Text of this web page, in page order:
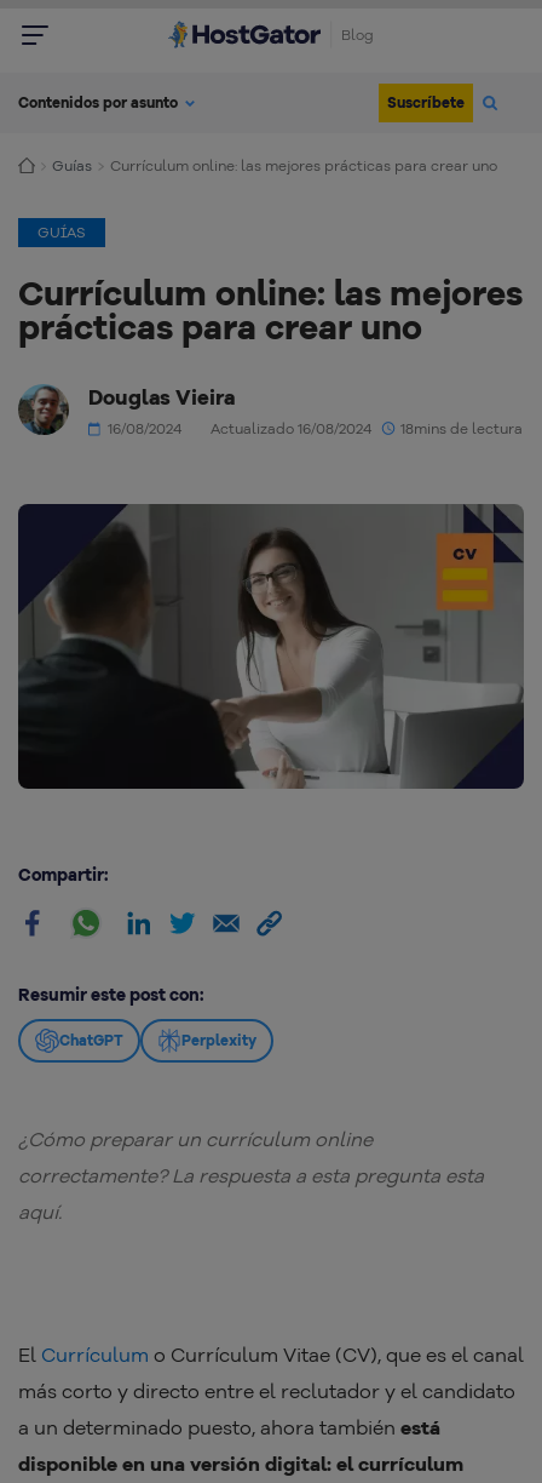
Blog
Contenidos por asunto Suscríbete
Guías Currículum online: las mejores prácticas para crear uno
GUÍAS
Currículum online: las mejores
prácticas para crear uno
Douglas Vieira
16/08/2024 Actualizado 16/08/2024 18mins de lectura
Compartir:
Resumir este post con:
ChatGPT Perplexity
¿Cómo preparar un currículum online
correctamente? La respuesta a esta pregunta esta
aquí.
El Currículum o Currículum Vitae (CV), que es el canal
más corto y directo entre el reclutador y el candidato
a un determinado puesto, ahora también está
disponible en una versión digital: el currículum